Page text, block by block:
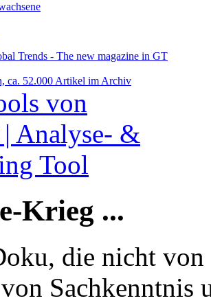
Trends - The new magazine in GT
ca. 52.000 Artikel im Archiv
Krieg ...
die nicht
Sachkenntnis